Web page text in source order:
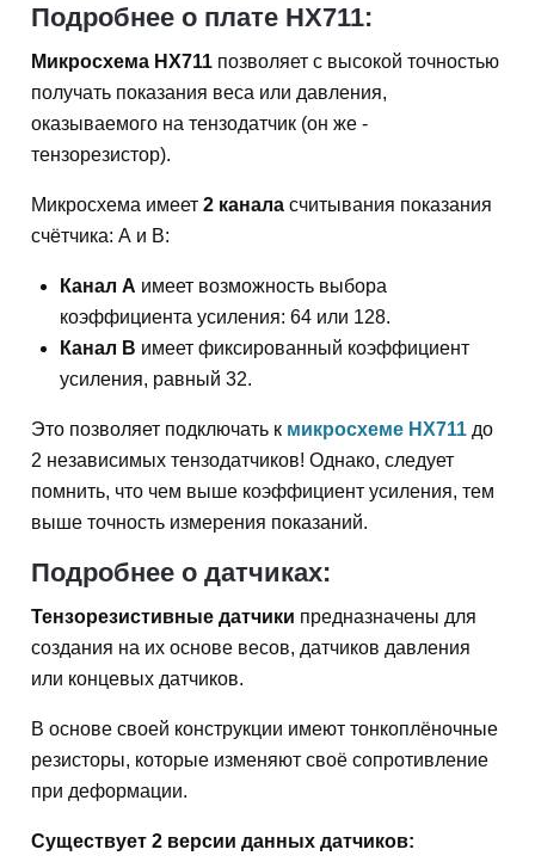
Подробнее о плате HX711:
Микросхема HX711 позволяет с высокой точностью
получать показания веса или давления,
оказываемого на тензодатчик (он же -
тензорезистор).
Микросхема имеет 2 канала считывания показания
счётчика: А и В:
Канал А имеет возможность выбора
коэффициента усиления: 64 или 128.
Канал В имеет фиксированный коэффициент
усиления, равный 32.
Это позволяет подключать к микросхеме HX711 до
2 независимых тензодатчиков! Однако, следует
помнить, что чем выше коэффициент усиления, тем
выше точность измерения показаний.
Подробнее о датчиках:
Тензорезистивные датчики предназначены для
создания на их основе весов, датчиков давления
или концевых датчиков.
В основе своей конструкции имеют тонкоплёночные
резисторы, которые изменяют своё сопротивление
при деформации.
Существует 2 версии данных датчиков: